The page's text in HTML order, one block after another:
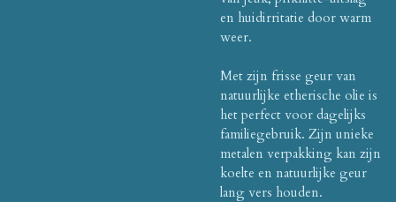
en huidirritatie door warm
weer.
Met zijn frisse geur van
natuurlijke etherische olie is
het perfect voor dagelijks
familiegebruik. Zijn unieke
metalen verpakking kan zijn
koelte en natuurlijke geur
lang vers houden.